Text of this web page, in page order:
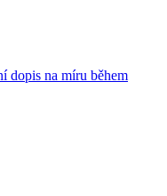
dopis na míru během